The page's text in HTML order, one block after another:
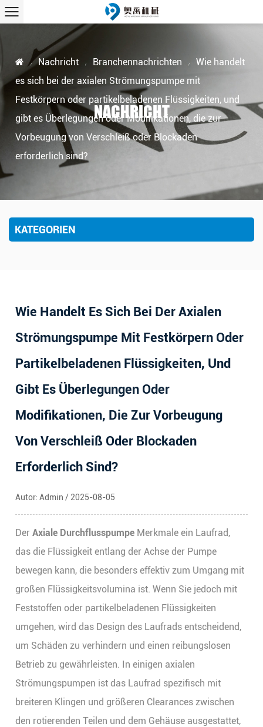
/ Nachricht / Branchennachrichten /
Wie handelt
es sich bei der axialen Strömungspumpe mit
Festkörpern oder partikelbeladenen Flüssigkeiten, und
gibt es Überlegungen oder Modifikationen, die zur
Vorbeugung von Verschleiß oder Blockaden
erforderlich sind?
NACHRICHT
KATEGORIEN
Wie Handelt Es Sich Bei Der Axialen
Strömungspumpe Mit Festkörpern Oder
Partikelbeladenen Flüssigkeiten, Und
Gibt Es Überlegungen Oder
Modifikationen, Die Zur Vorbeugung
Von Verschleiß Oder Blockaden
Erforderlich Sind?
Autor: Admin / 2025-08-05
DerAxiale Durchflusspumpe Merkmale ein Laufrad,
das die Flüssigkeit entlang der Achse der Pumpe
bewegen kann, die besonders effektiv zum Umgang mit
großen Flüssigkeitsvolumina ist. Wenn Sie jedoch mit
Feststoffen oder partikelbeladenen Flüssigkeiten
umgehen, wird das Design des Laufrads entscheidend,
um Schäden zu verhindern und einen reibungslosen
Betrieb zu gewährleisten. In einigen axialen
Strömungspumpen ist das Laufrad spezifisch mit
breiteren Klingen und größeren Clearances zwischen
den rotierenden Teilen und dem Gehäuse ausgestattet,